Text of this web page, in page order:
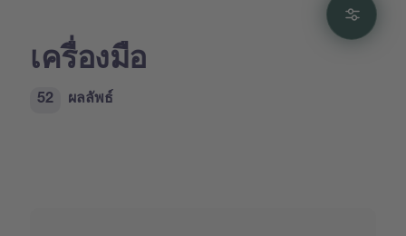
เครื่องมือ
ผลลัพธ์
52